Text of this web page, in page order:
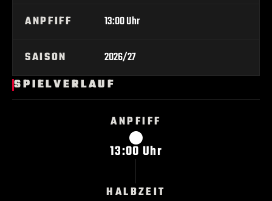
ANPFIFF 13:00 Uhr
SAISON
2026/27
SPIELVERLAUF
ANPFIFF
13:00 Uhr
HALBZEIT